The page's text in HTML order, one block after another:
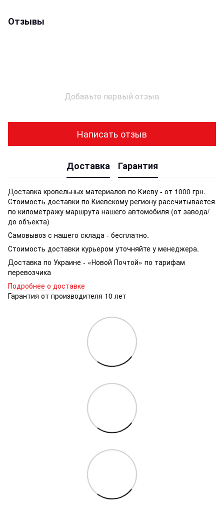
Отзывы
Добавьте первый отзыв
Написать отзыв
Доставка Гарантия
Доставка кровельных материалов по Киеву - от 1000 грн.
Стоимость доставки по Киевскому региону рассчитывается
по километражу маршрута нашего автомобиля (от завода/
до объекта)
Самовывоз с нашего склада - бесплатно.
Стоимость доставки курьером уточняйте у менеджера.
Доставка по Украине - «Новой Почтой» по тарифам
перевозчика
Подробнее о доставке
Гарантия от производителя 10 лет